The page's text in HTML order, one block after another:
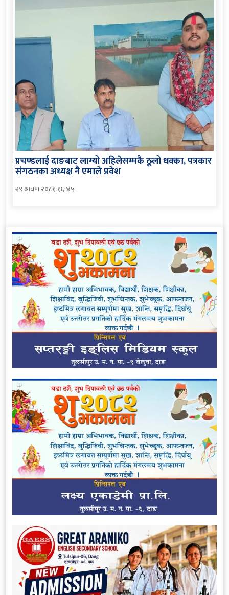
प्रचण्डलाई दाङबाट लाग्यो अहिलेसम्मकै ठूलो धक्का, पत्रकार
संगठनका अध्यक्ष नै एमाले प्रवेश
२९ श्रावण २०८१ १६:४५